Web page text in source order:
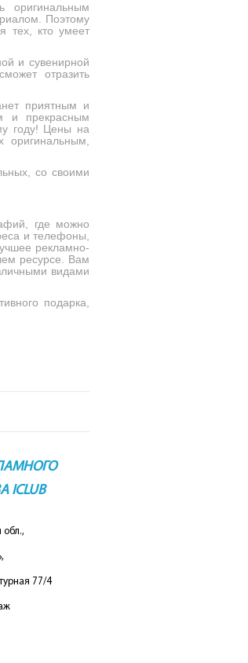
оригинальным
Поэтому
тех, кто умеет
и сувенирной
отразить
приятным и
и прекрасным
году! Цены на
оригинальным,
со своими
где можно
и телефоны,
рекламно-
ресурсе. Вам
видами
подарка,
ICLUB
обл.,
77/4